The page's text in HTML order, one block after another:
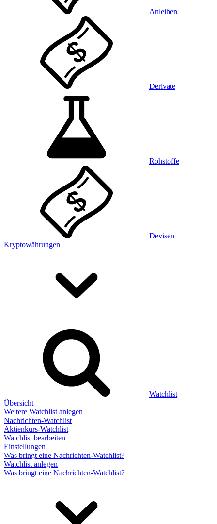
Anleihen
Derivate
Rohstoffe
Devisen
Kryptowährungen
Watchlist
Übersicht
Weitere Watchlist anlegen
Nachrichten-Watchlist
Aktienkurs-Watchlist
Watchlist bearbeiten
Einstellungen
Was bringt eine Nachrichten-Watchlist?
Watchlist anlegen
Was bringt eine Nachrichten-Watchlist?